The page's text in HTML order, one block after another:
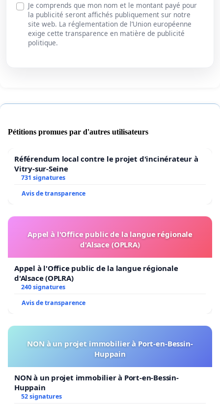
Je comprends que mon nom et le montant payé pour
la publicité seront affichés publiquement sur notre
site web. La réglementation de l’Union européenne
exige cette transparence en matière de publicité
politique.
Pétitions promues par d'autres utilisateurs
Référendum local contre le projet d'incinérateur à
Vitry-sur-Seine
731 signatures
Avis de transparence
Appel à l'Office public de la langue régionale
d'Alsace (OPLRA)
Appel à l'Office public de la langue régionale
d'Alsace (OPLRA)
240 signatures
Avis de transparence
NON à un projet immobilier à Port-en-Bessin-
Huppain
NON à un projet immobilier à Port-en-Bessin-
Huppain
52 signatures